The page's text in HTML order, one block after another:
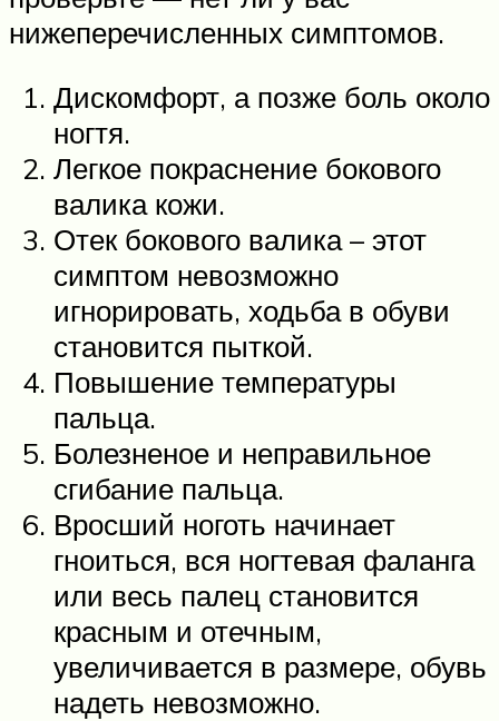
нижеперечисленных симптомов.
Дискомфорт, а позже боль около
ногтя.
Легкое покраснение бокового
валика кожи.
Отек бокового валика – этот
симптом невозможно
игнорировать, ходьба в обуви
становится пыткой.
Повышение температуры
пальца.
Болезненое и неправильное
сгибание пальца.
Вросший ноготь начинает
гноиться, вся ногтевая фаланга
или весь палец становится
красным и отечным,
увеличивается в размере, обувь
надеть невозможно.